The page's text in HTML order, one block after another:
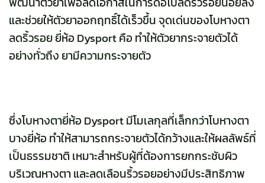
และช่วยให้ตัวยาออกฤทธิ์ได้เร็วขึ้น จุดเด่นของโบหางตา
ลดริ้วรอย ยี่ห้อ Dysport คือ ทำให้ตัวยากระจายตัวได้
อย่างทั่วถึง ยามีความกระจายตัว
ซึ่งโบหางตายี่ห้อ Dysport มีโมเลกุลที่เล็กกว่าโบหางตา
บางยี่ห้อ ทำให้สามารถกระจายตัวได้กว้างและให้ผลลัพธ์ที่
เป็นธรรมชาติ เหมาะสำหรับผู้ที่ต้องการยกกระชับผิว
บริเวณหางตา และลดเลือนริ้วรอยอย่างมีประสิทธิภาพ